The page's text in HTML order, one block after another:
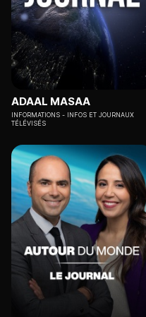
ADAAL MASAA
INFORMATIONS
INFOS ET JOURNAUX
TÉLÉVISÉS